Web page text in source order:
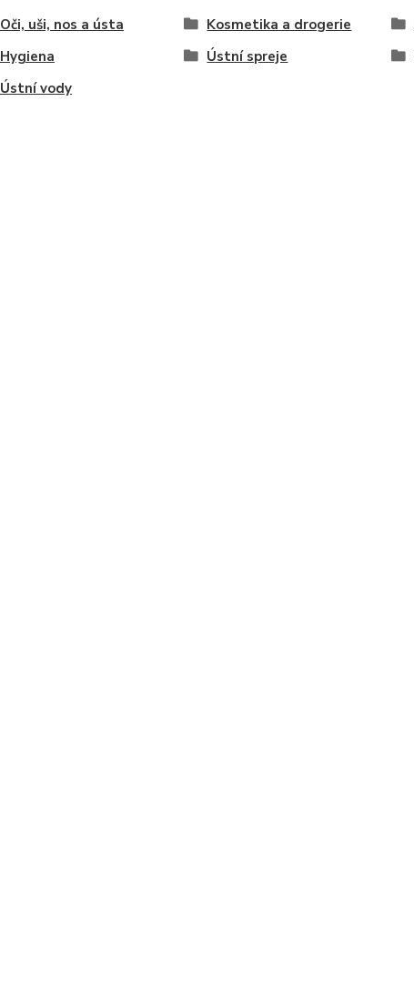
Oči, uši, nos a ústa Kosmetika a drogerie
Hygiena
Ústní spreje
Ústní vody